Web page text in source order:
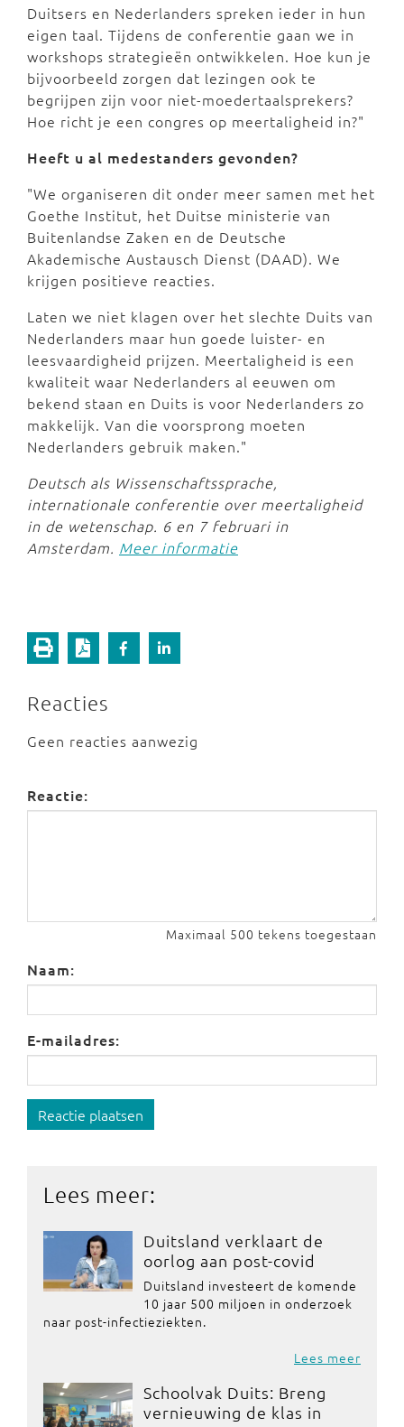
Duitsers en Nederlanders spreken ieder in hun
eigen taal. Tijdens de conferentie gaan we in
workshops strategieën ontwikkelen. Hoe kun je
bijvoorbeeld zorgen dat lezingen ook te
begrijpen zijn voor niet-moedertaalsprekers?
Hoe richt je een congres op meertaligheid in?"
Heeft u al medestanders gevonden?
"We organiseren dit onder meer samen met het
Goethe Institut, het Duitse ministerie van
Buitenlandse Zaken en de Deutsche
Akademische Austausch Dienst (DAAD). We
krijgen positieve reacties.
Laten we niet klagen over het slechte Duits van
Nederlanders maar hun goede luister- en
leesvaardigheid prijzen. Meertaligheid is een
kwaliteit waar Nederlanders al eeuwen om
bekend staan en Duits is voor Nederlanders zo
makkelijk. Van die voorsprong moeten
Nederlanders gebruik maken."
Deutsch als Wissenschaftssprache,
internationale conferentie over meertaligheid
in de wetenschap. 6 en 7 februari in
Amsterdam. Meer informatie
Reacties
Geen reacties aanwezig
Reactie:
Maximaal 500 tekens toegestaan
Naam:
E-mailadres:
Reactie plaatsen
Lees meer:
Duitsland verklaart de
oorlog aan post-covid
Duitsland investeert de komende
10 jaar 500 miljoen in onderzoek
naar post-infectieziekten.
Lees meer
Schoolvak Duits: Breng
vernieuwing de klas in